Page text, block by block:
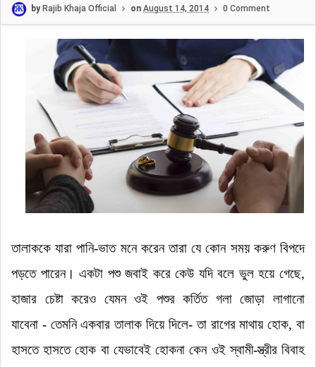
byRajib Khaja Official on August 14, 2014 0 Comment
তালাককে যারা পানি-ভাত মনে করেন তারা যে কোন সময় করুণ বিপদে
পড়তে পারেন। একটা পশু জবাই করে কেউ যদি বলে ভুল হয়ে গেছে,
হাজার চেষ্টা করেও যেমন ওই পশুর কর্তিত গলা জোড়া লাগানো
যাবেনা - তেমনি একবার তালাক দিয়ে দিলে- তা রাগের মাথায় হোক,বা
হাসতে হাসতে হোক বা যেভাবেই হোকনা কেন ওই স্বামী-স্ত্রীর বিবাহ